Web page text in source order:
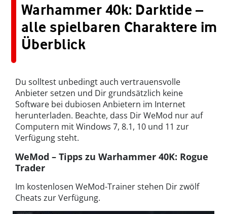
Warhammer 40k: Darktide –
alle spielbaren Charaktere im
Überblick
Du solltest unbedingt auch vertrauensvolle
Anbieter setzen und Dir grundsätzlich keine
Software bei dubiosen Anbietern im Internet
herunterladen. Beachte, dass Dir WeMod nur auf
Computern mit Windows 7, 8.1, 10 und 11 zur
Verfügung steht.
WeMod – Tipps zu Warhammer 40K: Rogue
Trader
Im kostenlosen WeMod-Trainer stehen Dir zwölf
Cheats zur Verfügung.